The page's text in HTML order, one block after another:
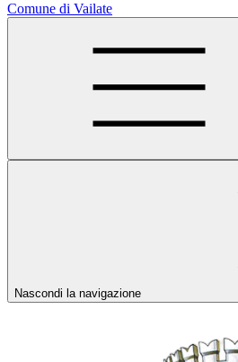
Comune di Vailate
Nascondi la navigazione